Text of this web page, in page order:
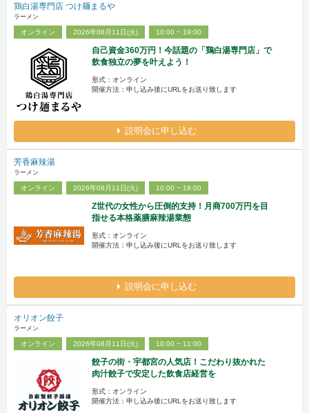
鶏白湯専門店 つけ麺まるや
ラーメン
オンライン 2026年08月11日(火) 10:00 ~ 19:00
自己資金360万円！今話題の「鶏白湯専門店」で
飲食独立の夢を叶えよう！
形式：オンライン
開催方法：申し込み後にURLをお送り致します
説明会に申し込む
芳香麻辣湯
ラーメン
オンライン 2026年08月11日(火) 10:00 ~ 18:00
Z世代の女性から圧倒的支持！月商700万円を目
指せる本格薬膳麻辣湯業態
形式：オンライン
開催方法：申し込み後にURLをお送り致します
説明会に申し込む
オリオン餃子
ラーメン
オンライン 2026年08月11日(火) 10:00 ~ 11:00
餃子の街・宇都宮の人気店！こだわり抜かれた
肉汁餃子で安定した飲食店経営を
形式：オンライン
開催方法：申し込み後にURLをお送り致します